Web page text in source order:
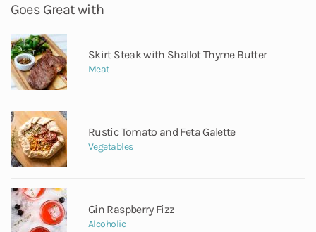
Goes Great with
Skirt Steak with Shallot Thyme Butter
Meat
Rustic Tomato and Feta Galette
Vegetables
Gin Raspberry Fizz
Alcoholic